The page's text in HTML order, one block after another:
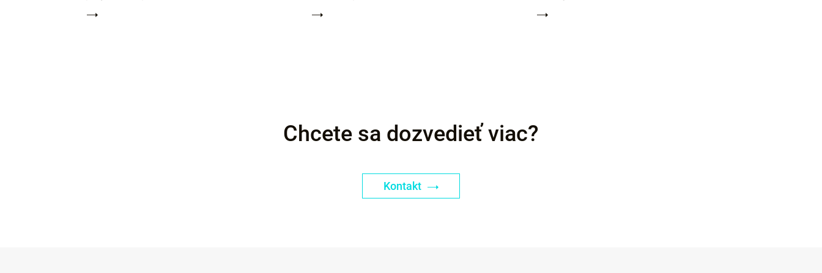
Chcete sa dozvedieť viac?
Kontakt